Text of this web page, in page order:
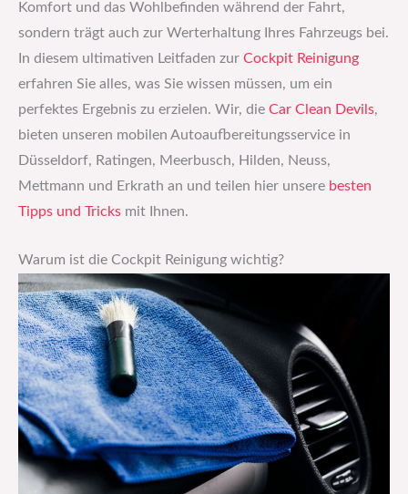
Komfort und das Wohlbefinden während der Fahrt,
sondern trägt auch zur Werterhaltung Ihres Fahrzeugs bei.
In diesem ultimativen Leitfaden zur Cockpit Reinigung
erfahren Sie alles, was Sie wissen müssen, um ein
perfektes Ergebnis zu erzielen. Wir, die Car Clean Devils,
bieten unseren mobilen Autoaufbereitungsservice in
Düsseldorf, Ratingen, Meerbusch, Hilden, Neuss,
Mettmann und Erkrath an und teilen hier unsere besten
Tipps und Tricks mit Ihnen.
Warum ist die Cockpit Reinigung wichtig?